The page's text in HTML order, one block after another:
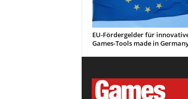
EU-Fördergelder für
Games-Tools made in